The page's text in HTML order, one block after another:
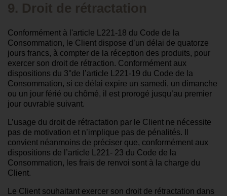
9. Droit de rétractation
Conformément à l'article L221-18 du Code de la
Consommation, le Client dispose d’un délai de quatorze
jours francs, à compter de la réception des produits, pour
exercer son droit de rétraction. Conformément aux
dispositions du 3°de l’article L221-19 du Code de la
Consommation, si ce délai expire un samedi, un dimanche
ou un jour férié ou chômé, il est prorogé jusqu’au premier
jour ouvrable suivant.
L’usage du droit de rétractation par le Client ne nécessite
pas de motivation et n’implique pas de pénalités. Il
convient néanmoins de préciser que, conformément aux
dispositions de l’article L221- 23 du Code de la
Consommation, les frais de renvoi sont à la charge du
Client.
Le Client souhaitant exercer son droit de rétractation dans